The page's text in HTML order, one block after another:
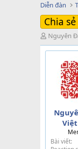
Diễn đàn
Chia sẻ
T
h
r
Nguyên
Bài viết